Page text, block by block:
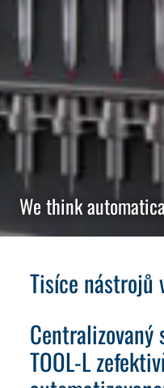
We think
Tisíce nástrojů
Centralizovaný
TOOL-L